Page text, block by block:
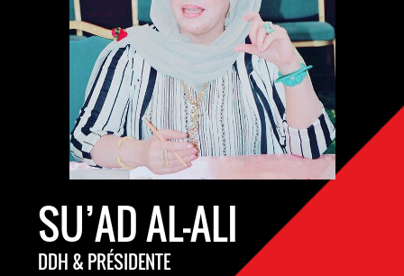
SU’AD AL-ALI
DDH & PRÉSIDENTE